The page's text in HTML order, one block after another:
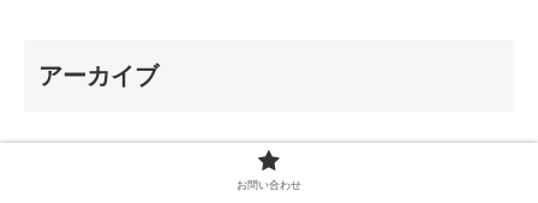
アーカイブ
お問い合わせ